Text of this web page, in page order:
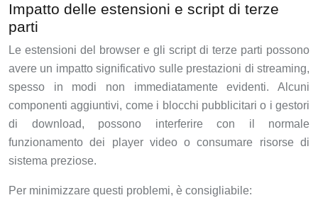
Impatto delle estensioni e script di terze
parti
Le estensioni del browser e gli script di terze parti possono
avere un impatto significativo sulle prestazioni di streaming,
spesso in modi non immediatamente evidenti. Alcuni
componenti aggiuntivi, come i blocchi pubblicitari o i gestori
di download, possono interferire con il normale
funzionamento dei player video o consumare risorse di
sistema preziose.
Per minimizzare questi problemi, è consigliabile: